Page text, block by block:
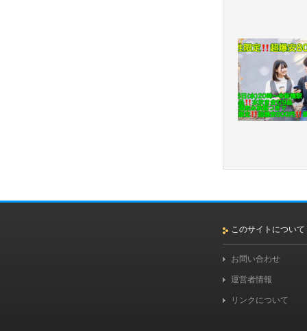
このサイトについて
お問い合わせ
運営者情報
リンクについて